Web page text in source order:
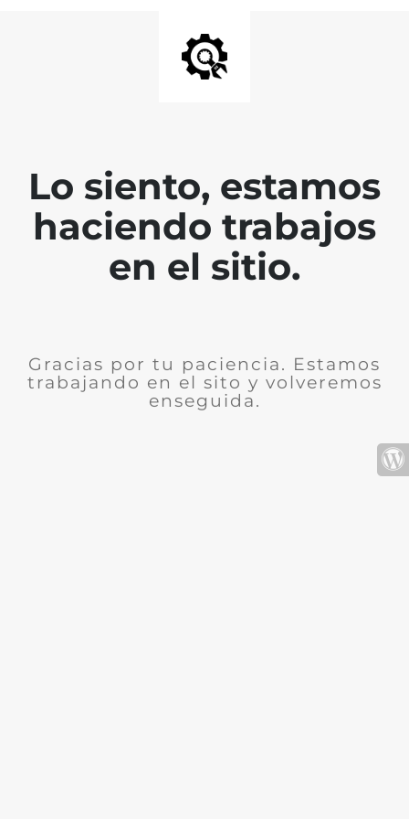
Lo siento, estamos
haciendo trabajos
en el sitio.
Gracias por tu paciencia. Estamos
trabajando en el sito y volveremos
enseguida.